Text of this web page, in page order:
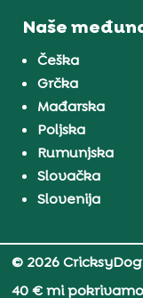
Naše
Češka
Grčka
Mađarska
Poljska
Rumunjska
Slovačka
Slovenija
© 2026
40 € mi